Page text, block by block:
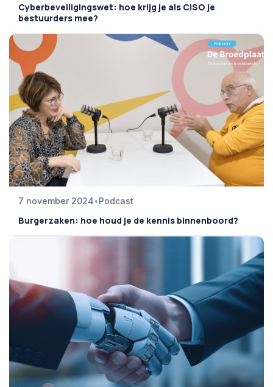
Cyberbeveiligingswet: hoe krijg je als CISO je
bestuurders mee?
7 november 2024•Podcast
Burgerzaken: hoe houd je de kennis binnenboord?